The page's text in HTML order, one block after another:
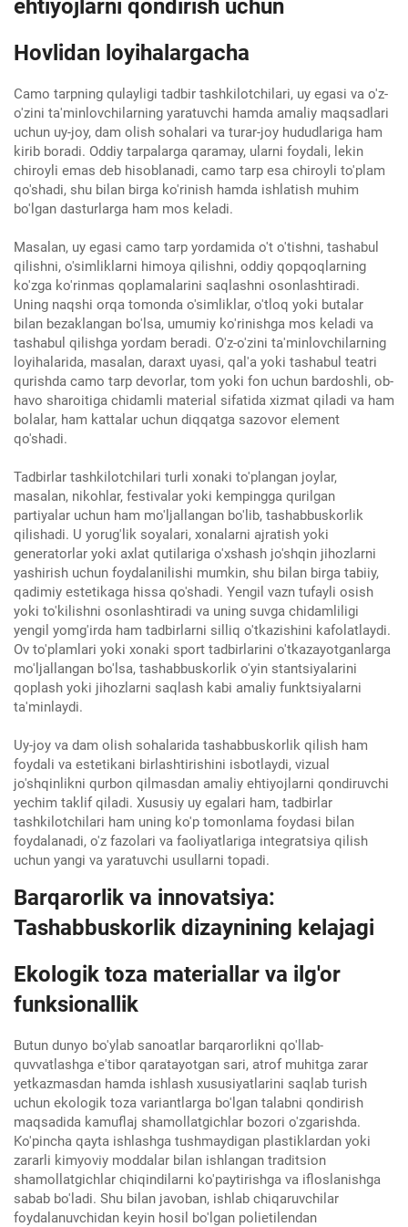
ehtiyojlarni qondirish uchun
Hovlidan loyihalargacha
Camo tarpning qulayligi tadbir tashkilotchilari, uy egasi va o'z-
o'zini ta'minlovchilarning yaratuvchi hamda amaliy maqsadlari
uchun uy-joy, dam olish sohalari va turar-joy hududlariga ham
kirib boradi. Oddiy tarpalarga qaramay, ularni foydali, lekin
chiroyli emas deb hisoblanadi, camo tarp esa chiroyli to'plam
qo'shadi, shu bilan birga ko'rinish hamda ishlatish muhim
bo'lgan dasturlarga ham mos keladi.
Masalan, uy egasi camo tarp yordamida o't o'tishni, tashabul
qilishni, o'simliklarni himoya qilishni, oddiy qopqoqlarning
ko'zga ko'rinmas qoplamalarini saqlashni osonlashtiradi.
Uning naqshi orqa tomonda o'simliklar, o'tloq yoki butalar
bilan bezaklangan bo'lsa, umumiy ko'rinishga mos keladi va
tashabul qilishga yordam beradi. O'z-o'zini ta'minlovchilarning
loyihalarida, masalan, daraxt uyasi, qal'a yoki tashabul teatri
qurishda camo tarp devorlar, tom yoki fon uchun bardoshli, ob-
havo sharoitiga chidamli material sifatida xizmat qiladi va ham
bolalar, ham kattalar uchun diqqatga sazovor element
qo'shadi.
Tadbirlar tashkilotchilari turli xonaki to'plangan joylar,
masalan, nikohlar, festivalar yoki kempingga qurilgan
partiyalar uchun ham mo'ljallangan bo'lib, tashabbuskorlik
qilishadi. U yorug'lik soyalari, xonalarni ajratish yoki
generatorlar yoki axlat qutilariga o'xshash jo'shqin jihozlarni
yashirish uchun foydalanilishi mumkin, shu bilan birga tabiiy,
qadimiy estetikaga hissa qo'shadi. Yengil vazn tufayli osish
yoki to'kilishni osonlashtiradi va uning suvga chidamliligi
yengil yomg'irda ham tadbirlarni silliq o'tkazishini kafolatlaydi.
Ov to'plamlari yoki xonaki sport tadbirlarini o'tkazayotganlarga
mo'ljallangan bo'lsa, tashabbuskorlik o'yin stantsiyalarini
qoplash yoki jihozlarni saqlash kabi amaliy funktsiyalarni
ta'minlaydi.
Uy-joy va dam olish sohalarida tashabbuskorlik qilish ham
foydali va estetikani birlashtirishini isbotlaydi, vizual
jo'shqinlikni qurbon qilmasdan amaliy ehtiyojlarni qondiruvchi
yechim taklif qiladi. Xususiy uy egalari ham, tadbirlar
tashkilotchilari ham uning ko'p tomonlama foydasi bilan
foydalanadi, o'z fazolari va faoliyatlariga integratsiya qilish
uchun yangi va yaratuvchi usullarni topadi.
Barqarorlik va innovatsiya:
Tashabbuskorlik dizaynining kelajagi
Ekologik toza materiallar va ilg'or
funksionallik
Butun dunyo bo'ylab sanoatlar barqarorlikni qo'llab-
quvvatlashga e'tibor qaratayotgan sari, atrof muhitga zarar
yetkazmasdan hamda ishlash xususiyatlarini saqlab turish
uchun ekologik toza variantlarga bo'lgan talabni qondirish
maqsadida kamuflaj shamollatgichlar bozori o'zgarishda.
Ko'pincha qayta ishlashga tushmaydigan plastiklardan yoki
zararli kimyoviy moddalar bilan ishlangan traditsion
shamollatgichlar chiqindilarni ko'paytirishga va ifloslanishga
sabab bo'ladi. Shu bilan javoban, ishlab chiqaruvchilar
foydalanuvchidan keyin hosil bo'lgan polietilendan